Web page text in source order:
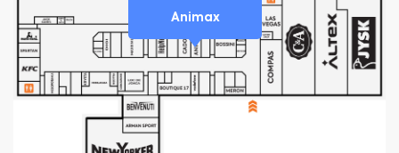
Animax